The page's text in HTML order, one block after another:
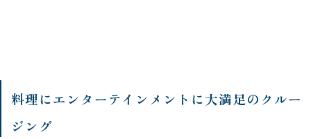
料理にエンターテインメントに大満足のクルー
ジング